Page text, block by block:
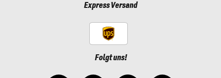
Express Versand
Folgt uns!